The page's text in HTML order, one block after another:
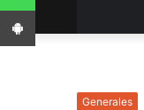
Generales